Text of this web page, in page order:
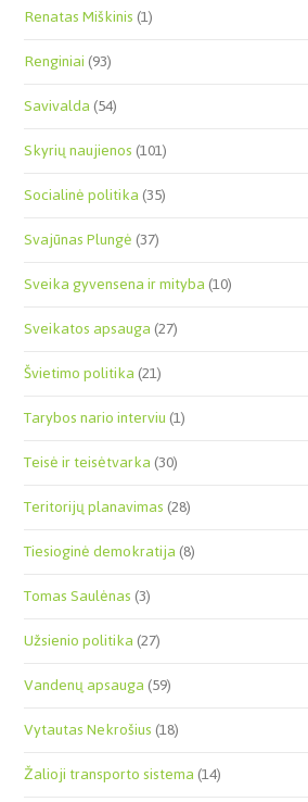
Renatas Miškinis(1)
Renginiai(93)
Savivalda(54)
Skyrių naujienos(101)
Socialinė politika(35)
Svajūnas Plungė(37)
Sveika gyvensena ir mityba(10)
Sveikatos apsauga(27)
Švietimo politika(21)
Tarybos nario interviu(1)
Teisė ir teisėtvarka(30)
Teritorijų planavimas(28)
Tiesioginė demokratija(8)
Tomas Saulėnas(3)
Užsienio politika(27)
Vandenų apsauga(59)
Vytautas Nekrošius(18)
Žalioji transporto sistema(14)